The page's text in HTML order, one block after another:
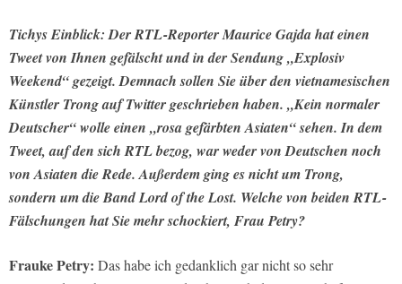
Tichys Einblick: Der RTL-Reporter Maurice Gajda hat einen
Tweet von Ihnen gefälscht und in der Sendung „Explosiv
Weekend“ gezeigt. Demnach sollen Sie über den vietnamesischen
Künstler Trong auf Twitter geschrieben haben. „Kein normaler
Deutscher“ wolle einen „rosa gefärbten Asiaten“ sehen. In dem
Tweet, auf den sich RTL bezog, war weder von Deutschen noch
von Asiaten die Rede. Außerdem ging es nicht um Trong,
sondern um die Band Lord of the Lost. Welche von beiden RTL-
Fälschungen hat Sie mehr schockiert, Frau Petry?
Frauke Petry: Das habe ich gedanklich gar nicht so sehr